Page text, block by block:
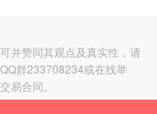
并赞同其观点及真实性，请
群233708234或在线举
易合同。